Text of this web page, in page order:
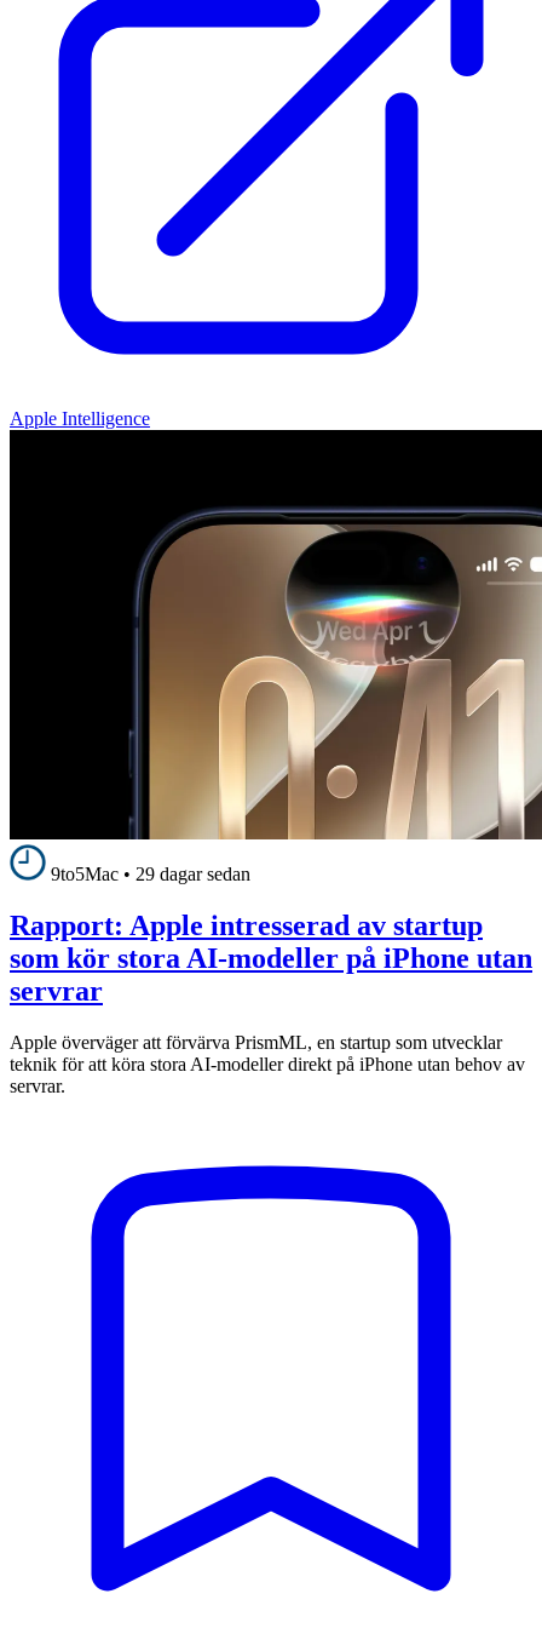
Apple Intelligence
9to5Mac • 29 dagar sedan
Rapport: Apple intresserad av startup
som kör stora AI-modeller på iPhone utan
servrar
Apple överväger att förvärva PrismML, en startup som utvecklar
teknik för att köra stora AI-modeller direkt på iPhone utan behov av
servrar.